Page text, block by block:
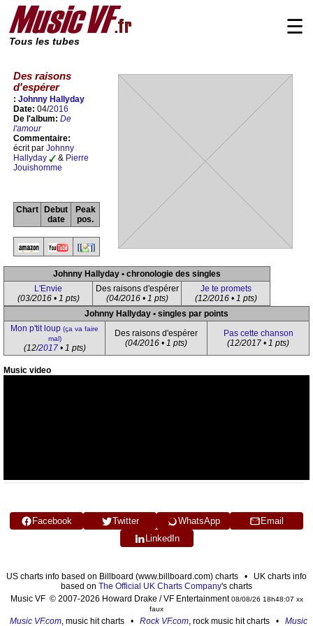
Tous les tubes
☰
Des raisons
d'espérer
: Johnny Hallyday
Date: 04/2016
De l'album: De
l'amour
Commentaire:
écrit par Johnny
Hallyday
& Pierre
Jouishomme
Chart
Debut
date
Peak
pos.
Johnny Hallyday • chronologie des singles
L'Envie
(03/2016 • 1 pts)
Des raisons d'espérer
(04/2016 • 1 pts)
Je te promets
(12/2016 • 1 pts)
Johnny Hallyday • singles par points
Mon p'tit loup (ça va faire
mal)
(12/2017• 1 pts)
Des raisons d'espérer
(04/2016 • 1 pts)
Pas cette chanson
(12/2017 • 1 pts)
Music video
Facebook Twitter WhatsApp
Email
LinkedIn
US charts info based on Billboard (www.billboard.com) charts • UK charts info
based on The Official UK Charts Company's charts
Music VF © 2007-2026 Howard Drake / VF Entertainment08/08/26 18h48:07 xx
faux
Music VF.com, music hit charts • Rock VF.com, rock music hit charts • Music